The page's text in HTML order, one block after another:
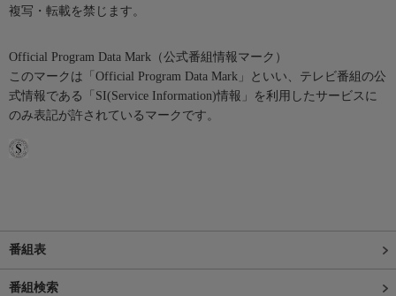
複写・転載を禁じます。
Official Program Data Mark（公式番組情報マーク）
このマークは「Official Program Data Mark」といい、テレビ番組の公
式情報である「SI(Service Information)情報」を利用したサービスに
のみ表記が許されているマークです。
番組表
番組検索